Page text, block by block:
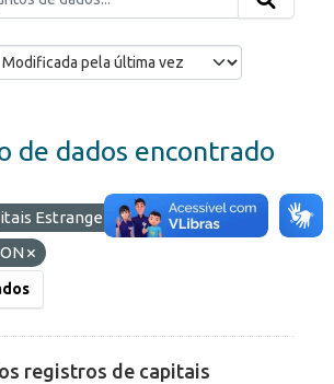
de dados encontrado
Estrangeiros
Formatos:
registros de capitais